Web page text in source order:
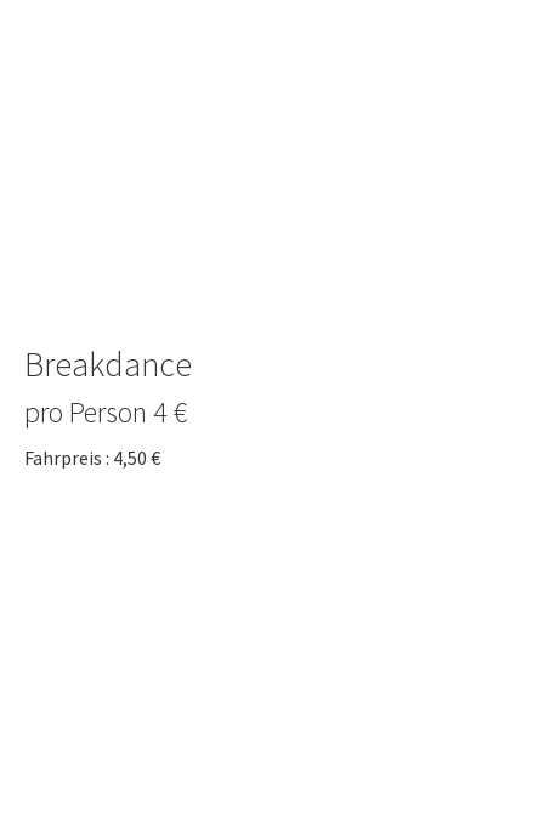
Breakdance
pro Person 4 €
Fahrpreis : 4,50 €